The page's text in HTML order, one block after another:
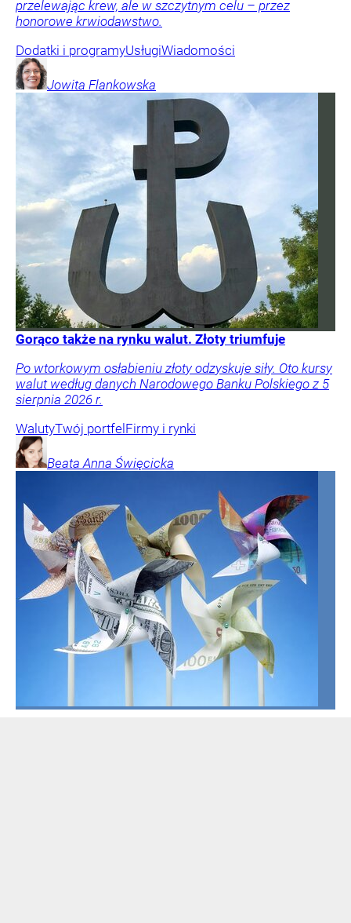
przelewając krew, ale w szczytnym celu – przez
honorowe krwiodawstwo.
Dodatki i programyUsługiWiadomości
Jowita Flankowska
Gorąco także na rynku walut. Złoty triumfuje
Po wtorkowym osłabieniu złoty odzyskuje siły. Oto kursy
walut według danych Narodowego Banku Polskiego z 5
sierpnia 2026 r.
WalutyTwój portfelFirmy i rynki
Beata Anna Święcicka